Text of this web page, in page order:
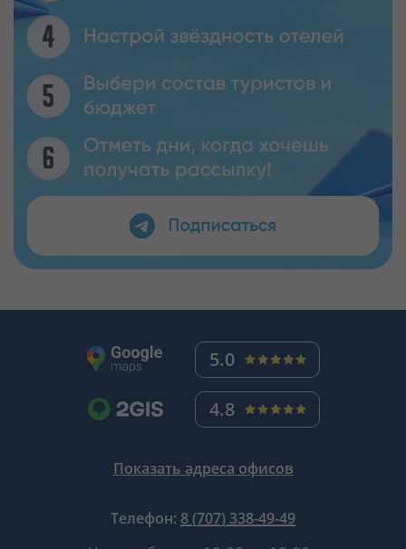
5.0
4.8
Показать адреса офисов
Телефон: 8 (707) 338-49-49